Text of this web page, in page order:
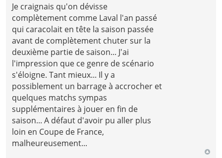
Je craignais qu'on dévisse
complètement comme Laval l'an passé
qui caracolait en tête la saison passée
avant de complètement chuter sur la
deuxième partie de saison... J'ai
l'impression que ce genre de scénario
s'éloigne. Tant mieux... Il y a
possiblement un barrage à accrocher et
quelques matchs sympas
supplémentaires à jouer en fin de
saison... A défaut d'avoir pu aller plus
loin en Coupe de France,
malheureusement...